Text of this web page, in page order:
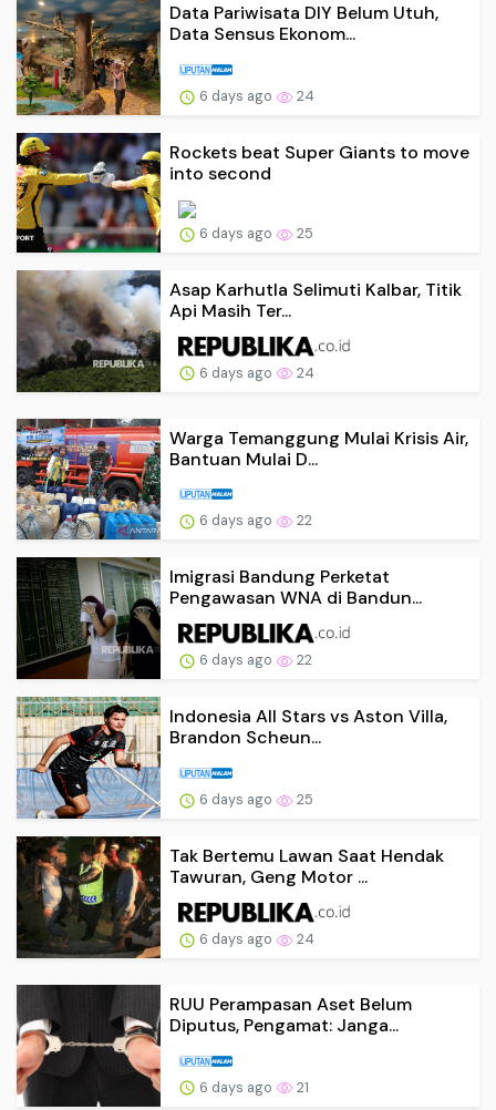
Data Pariwisata DIY Belum Utuh,
Data Sensus Ekonom...
6 days ago 24
Rockets beat Super Giants to move
into second
6 days ago 25
Asap Karhutla Selimuti Kalbar, Titik
Api Masih Ter...
6 days ago 24
Warga Temanggung Mulai Krisis Air,
Bantuan Mulai D...
6 days ago 22
Imigrasi Bandung Perketat
Pengawasan WNA di Bandun...
6 days ago 22
Indonesia All Stars vs Aston Villa,
Brandon Scheun...
6 days ago 25
Tak Bertemu Lawan Saat Hendak
Tawuran, Geng Motor ...
6 days ago 24
RUU Perampasan Aset Belum
Diputus, Pengamat: Janga...
6 days ago 21